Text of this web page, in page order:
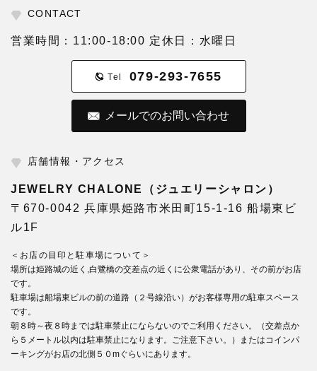
CONTACT
営業時間：11:00-18:00 定休日：水曜日
Tel 079-293-7655
メールでのお問い合わせ
店舗情報・アクセス
JEWELRY CHALONE（ジュエリーシャロン）
〒670-0042 兵庫県姫路市米田町15-1-16 船場東ビ
ル1F
＜お店の目印と駐車場について＞
場所は姫路城の近く,白鷺橋の交差点の近くに公衆電話があり、その前がお店
です。
駐車場は船場東ビルの前の道路（２号線沿い）がお客様専用の駐車スペース
です。
朝８時～夜８時までは駐車禁止にならないのでご利用ください。（交差点か
ら５メートル以内は駐車禁止になります。ご注意下さい。）またはコインパ
ーキングがお店の北側５０mぐらいにあります。